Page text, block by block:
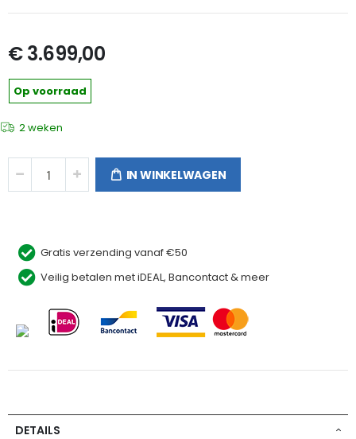
€ 3.699,00
Op voorraad
2 weken
IN WINKELWAGEN
Gratis verzending vanaf €50
Veilig betalen met iDEAL, Bancontact & meer
DETAILS